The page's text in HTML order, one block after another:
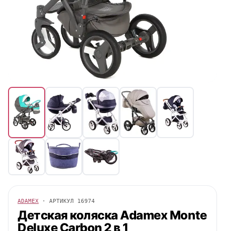
ADAMEX · АРТИКУЛ 16974
Детская коляска AdamexMonte
Deluxe Carbon 2 в 1